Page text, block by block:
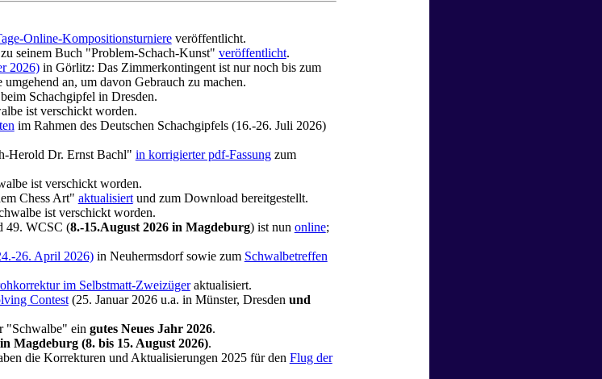
Online-Kompositionsturniereveröffentlicht.
seinem Buch "Problem-Schach-Kunst" veröffentlicht.
2026)in Görlitz: Das Zimmerkontingent ist nur noch bis zum
an, um davon Gebrauch zu machen.
Schachgipfel in Dresden.
ist verschickt worden.
im Rahmen des Deutschen Schachgipfels (16.-26. Juli 2026)
Herold Dr. Ernst Bachl" in korrigierter pdf-Fassungzum
ist verschickt worden.
Chess Art" aktualisiertund zum Download bereitgestellt.
ist verschickt worden.
49. WCSC (8.-15.August 2026 in Magdeburg) ist nun online;
26. April 2026)in Neuhermsdorf sowie zum Schwalbetreffen
im Selbstmatt-Zweizügeraktualisiert.
Contest(25. Januar 2026 u.a. in Münster, Dresden und
"Schwalbe" ein gutes Neues Jahr 2026.
Magdeburg (8. bis 15. August 2026).
die Korrekturen und Aktualisierungen 2025 für den Flug der